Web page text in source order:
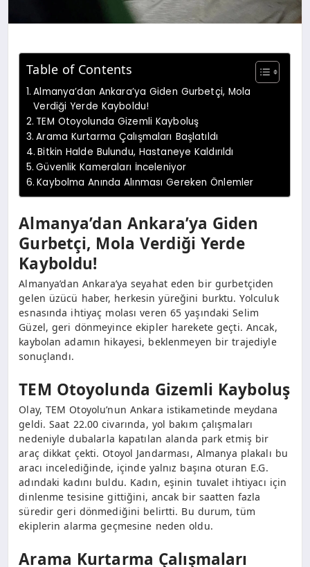
Table of Contents
Almanya’dan Ankara’ya Giden Gurbetçi, Mola
Verdiği Yerde Kayboldu!
TEM Otoyolunda Gizemli Kayboluş
Arama Kurtarma Çalışmaları Başlatıldı
Bitkin Halde Bulundu, Hastaneye Kaldırıldı
Güvenlik Kameraları İnceleniyor
Kaybolma Anında Alınması Gereken Önlemler
Almanya’dan Ankara’ya Giden
Gurbetçi, Mola Verdiği Yerde
Kayboldu!
Almanya’dan Ankara’ya seyahat eden bir gurbetçiden
gelen üzücü haber, herkesin yüreğini burktu. Yolculuk
esnasında ihtiyaç molası veren 65 yaşındaki Selim
Güzel, geri dönmeyince ekipler harekete geçti. Ancak,
kaybolan adamın hikayesi, beklenmeyen bir trajediyle
sonuçlandı.
TEM Otoyolunda Gizemli Kayboluş
Olay, TEM Otoyolu’nun Ankara istikametinde meydana
geldi. Saat 22.00 civarında, yol bakım çalışmaları
nedeniyle dubalarla kapatılan alanda park etmiş bir
araç dikkat çekti. Otoyol Jandarması, Almanya plakalı bu
aracı incelediğinde, içinde yalnız başına oturan E.G.
adındaki kadını buldu. Kadın, eşinin tuvalet ihtiyacı için
dinlenme tesisine gittiğini, ancak bir saatten fazla
süredir geri dönmediğini belirtti. Bu durum, tüm
ekiplerin alarma geçmesine neden oldu.
Arama Kurtarma Çalışmaları